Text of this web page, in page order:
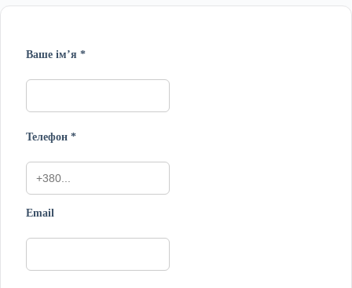
Ваше ім’я *
Телефон *
Email